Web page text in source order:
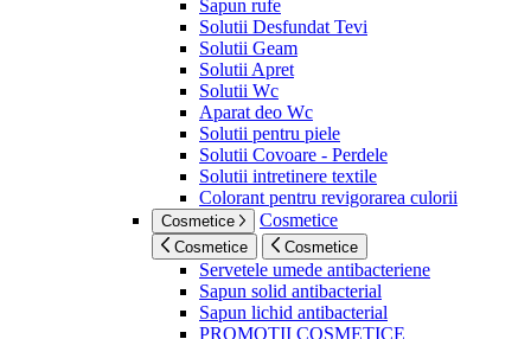
Sapun rufe
Solutii Desfundat Tevi
Solutii Geam
Solutii Apret
Solutii Wc
Aparat deo Wc
Solutii pentru piele
Solutii Covoare - Perdele
Solutii intretinere textile
Colorant pentru revigorarea culorii
Cosmetice Cosmetice
Cosmetice Cosmetice
Servetele umede antibacteriene
Sapun solid antibacterial
Sapun lichid antibacterial
PROMOTII COSMETICE